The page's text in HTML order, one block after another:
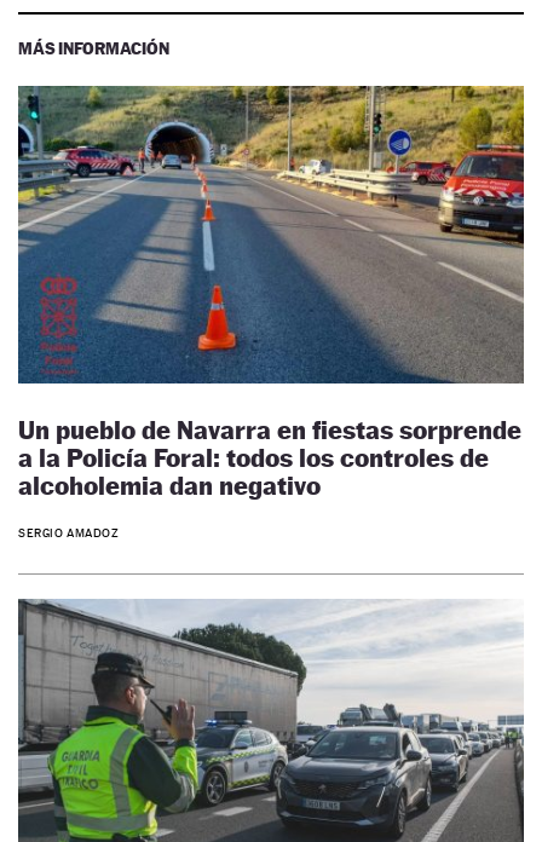
MÁS INFORMACIÓN
Un pueblo de Navarra en fiestas sorprende
a la Policía Foral: todos los controles de
alcoholemia dan negativo
SERGIO AMADOZ